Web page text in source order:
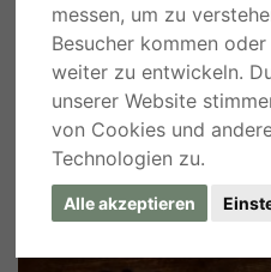
messen, um zu
Besucher kommen
weiter zu entwickeln.
unserer Website
von Cookies und
Technologien zu.
Alle akzeptieren